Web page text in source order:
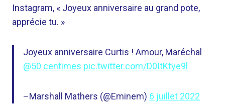
Instagram, « Joyeux anniversaire au grand pote,
apprécie tu. »
Joyeux anniversaire Curtis ! Amour, Maréchal
@50 centimes pic.twitter.com/D0ItKtye9l
–Marshall Mathers (@Eminem) 6 juillet 2022